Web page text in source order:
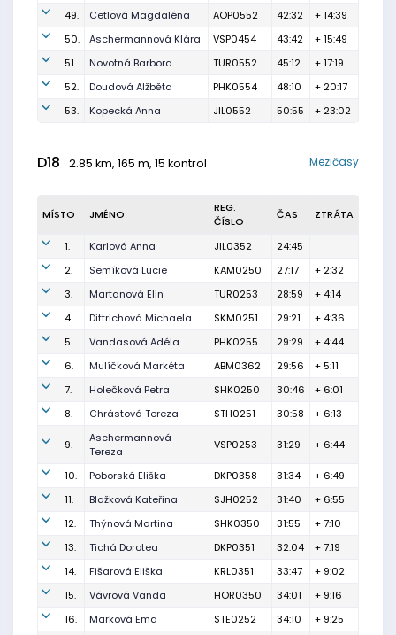
49.
Cetlová Magdaléna AOP0552 42:32
+ 14:39
50.
Aschermannová Klára VSP0454 43:42
+ 15:49
51.
Novotná Barbora TUR0552 45:12
+ 17:19
52.
Doudová Alžběta PHK0554 48:10
+ 20:17
53.
Kopecká Anna JIL0552 50:55 + 23:02
D18 2.85 km, 165 m, 15 kontrol Mezičasy
MÍSTO JMÉNO
REG.
ČÍSLO
ČAS ZTRÁTA
1. Karlová Anna JIL0352
24:45
2.
Semíková Lucie KAM0250 27:17
+ 2:32
3.
Martanová Elin TUR0253 28:59
+ 4:14
4.
Dittrichová Michaela SKM0251 29:21
+ 4:36
5.
Vandasová Adéla PHK0255 29:29
+ 4:44
6.
Mulíčková Markéta ABM0362 29:56
+ 5:11
7.
Holečková Petra SHK0250 30:46
+ 6:01
8.
Chrástová Tereza STH0251 30:58 + 6:13
9.
Aschermannová
Tereza
VSP0253 31:29 + 6:44
10. Poborská Eliška DKP0358 31:34
+ 6:49
11.
Blažková Kateřina SJH0252 31:40
+ 6:55
12.
Thýnová Martina SHK0350 31:55
+ 7:10
13.
Tichá Dorotea DKP0351 32:04
+ 7:19
14.
Fišarová Eliška KRL0351 33:47
+ 9:02
15.
Vávrová Vanda HOR0350 34:01
+ 9:16
16.
Marková Ema STE0252 34:10
+ 9:25